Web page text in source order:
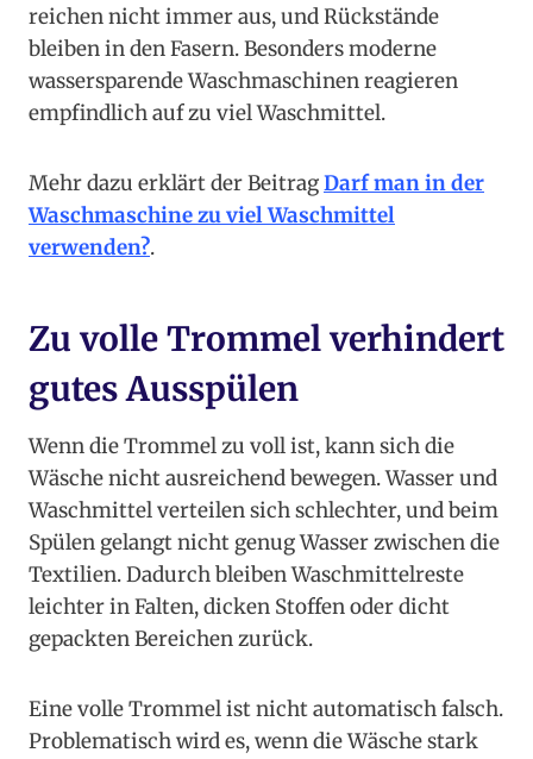
reichen nicht immer aus, und Rückstände
bleiben in den Fasern. Besonders moderne
wassersparende Waschmaschinen reagieren
empfindlich auf zu viel Waschmittel.
Mehr dazu erklärt der BeitragDarf man in der
Waschmaschine zu viel Waschmittel
verwenden?.
Zu volle Trommel verhindert
gutes Ausspülen
Wenn die Trommel zu voll ist, kann sich die
Wäsche nicht ausreichend bewegen. Wasser und
Waschmittel verteilen sich schlechter, und beim
Spülen gelangt nicht genug Wasser zwischen die
Textilien. Dadurch bleiben Waschmittelreste
leichter in Falten, dicken Stoffen oder dicht
gepackten Bereichen zurück.
Eine volle Trommel ist nicht automatisch falsch.
Problematisch wird es, wenn die Wäsche stark